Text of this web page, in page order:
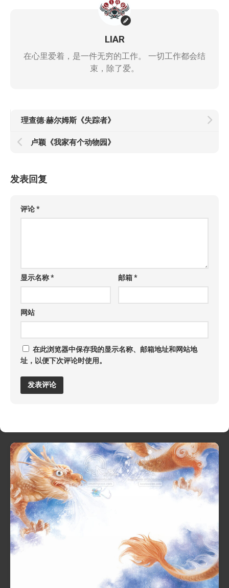
LIAR
在心里爱着，是一件无穷的工作。 一切工作都会结
束，除了爱。
理查德·赫尔姆斯《失踪者》
卢颖《我家有个动物园》
发表回复
评论*
显示名称* 邮箱*
网站
在此浏览器中保存我的显示名称、邮箱地址和网站地
址，以便下次评论时使用。